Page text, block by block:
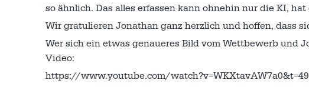
so ähnlich. Das alles erfassen kann ohnehin nur die KI,
Wir gratulieren Jonathan ganz herzlich und hoffen, dass
Wer sich ein etwas genaueres Bild vom Wettbewerb und
Video:
https://www.youtube.com/